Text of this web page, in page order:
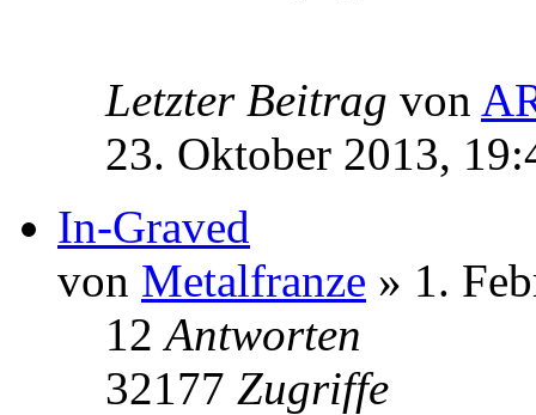
Letzter Beitrag von
23. Oktober 2013,
In-Graved
von Metalfranze » 1.
12Antworten
32177 Zugriffe